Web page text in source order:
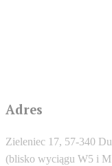
Adres
Zieleniec 17, 57-340
(blisko wyciągu W5 i